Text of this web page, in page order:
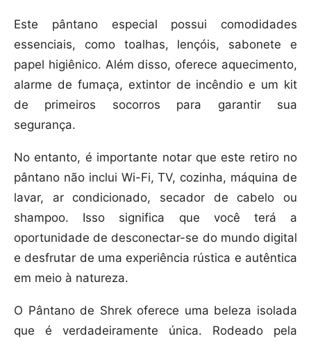
Este pântano especial possui comodidades
essenciais, como toalhas, lençóis, sabonete e
papel higiênico. Além disso, oferece aquecimento,
alarme de fumaça, extintor de incêndio e um kit
de primeiros socorros para garantir sua
segurança.
No entanto, é importante notar que este retiro no
pântano não inclui Wi-Fi, TV, cozinha, máquina de
lavar, ar condicionado, secador de cabelo ou
shampoo. Isso significa que você terá a
oportunidade de desconectar-se do mundo digital
e desfrutar de uma experiência rústica e autêntica
em meio à natureza.
O Pântano de Shrek oferece uma beleza isolada
que é verdadeiramente única. Rodeado pela